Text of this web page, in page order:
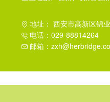
地址： 西安市高新区锦
电话：029-88814264
邮箱：